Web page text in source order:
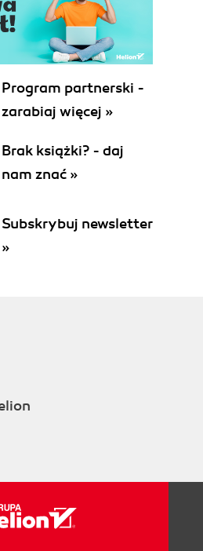
Program partnerski -
zarabiaj więcej »
Brak książki? - daj
nam znać »
Subskrybuj newsletter
»